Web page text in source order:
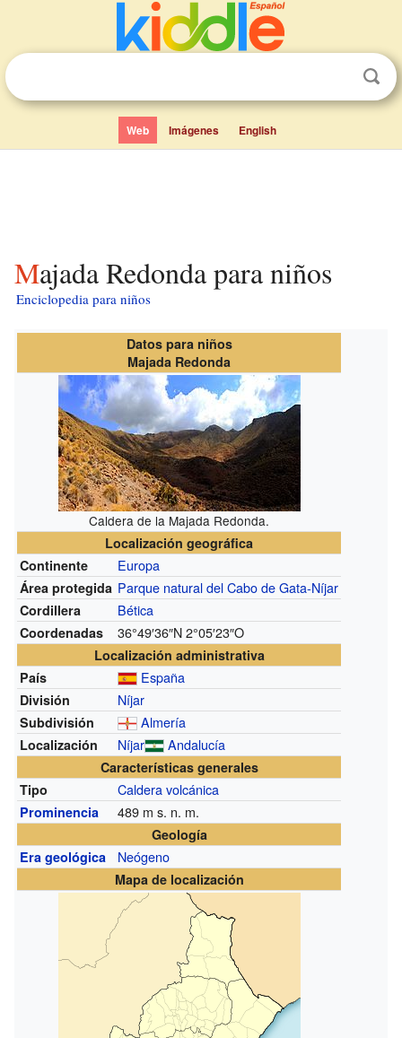
Web Imágenes English
Majada Redonda para niños
Enciclopedia para niños
Datos para niños
Majada Redonda
Caldera de la Majada Redonda.
Localización geográfica
Continente
Europa
Área protegida Parque natural del Cabo de Gata-Níjar
Cordillera Bética
Coordenadas 36°49′36″N2°05′23″O
Localización administrativa
País
España
División Níjar
Subdivisión Almería
Localización Níjar Andalucía
Características generales
Tipo
Caldera volcánica
Prominencia 489 m s. n. m.
Geología
Era geológica
Neógeno
Mapa de localización